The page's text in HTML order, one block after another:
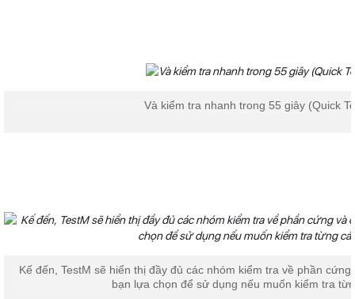
Và kiểm tra nhanh trong 55 giây (Quick
Kế đến, TestM sẽ hiển thị đầy đủ các nhóm kiểm tra về phần
bạn lựa chọn để sử dụng nếu muốn kiểm tra